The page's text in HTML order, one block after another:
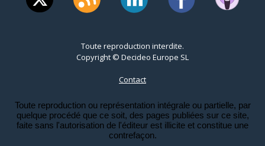
Toute reproduction interdite.
Copyright © Decideo Europe SL
Contact
Toute reproduction ou représentation intégrale ou partielle, par
quelque procédé que ce soit, des pages publiées sur ce site,
faite sans l'autorisation de l'éditeur est illicite et constitue une
contrefaçon.